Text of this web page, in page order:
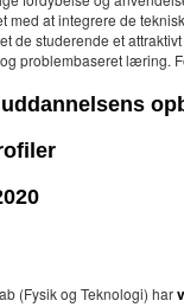
med at integrere de
de studerende et
problembaseret læring.
(Fysik og Teknologi) har